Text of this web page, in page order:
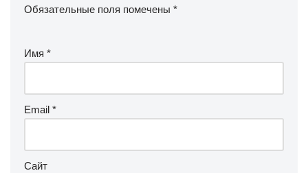
Обязательные поля помечены *
Имя *
Email *
Сайт